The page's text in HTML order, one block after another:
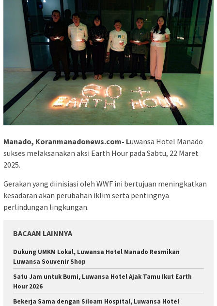
Manado, Koranmanadonews.com- Luwansa Hotel Manado
sukses melaksanakan aksi Earth Hour pada Sabtu, 22 Maret
2025.
Gerakan yang diinisiasi oleh WWF ini bertujuan meningkatkan
kesadaran akan perubahan iklim serta pentingnya
perlindungan lingkungan.
BACAAN LAINNYA
Dukung UMKM Lokal, Luwansa Hotel Manado Resmikan
Luwansa Souvenir Shop
Satu Jam untuk Bumi, Luwansa Hotel Ajak Tamu Ikut Earth
Hour 2026
Bekerja Sama dengan Siloam Hospital, Luwansa Hotel